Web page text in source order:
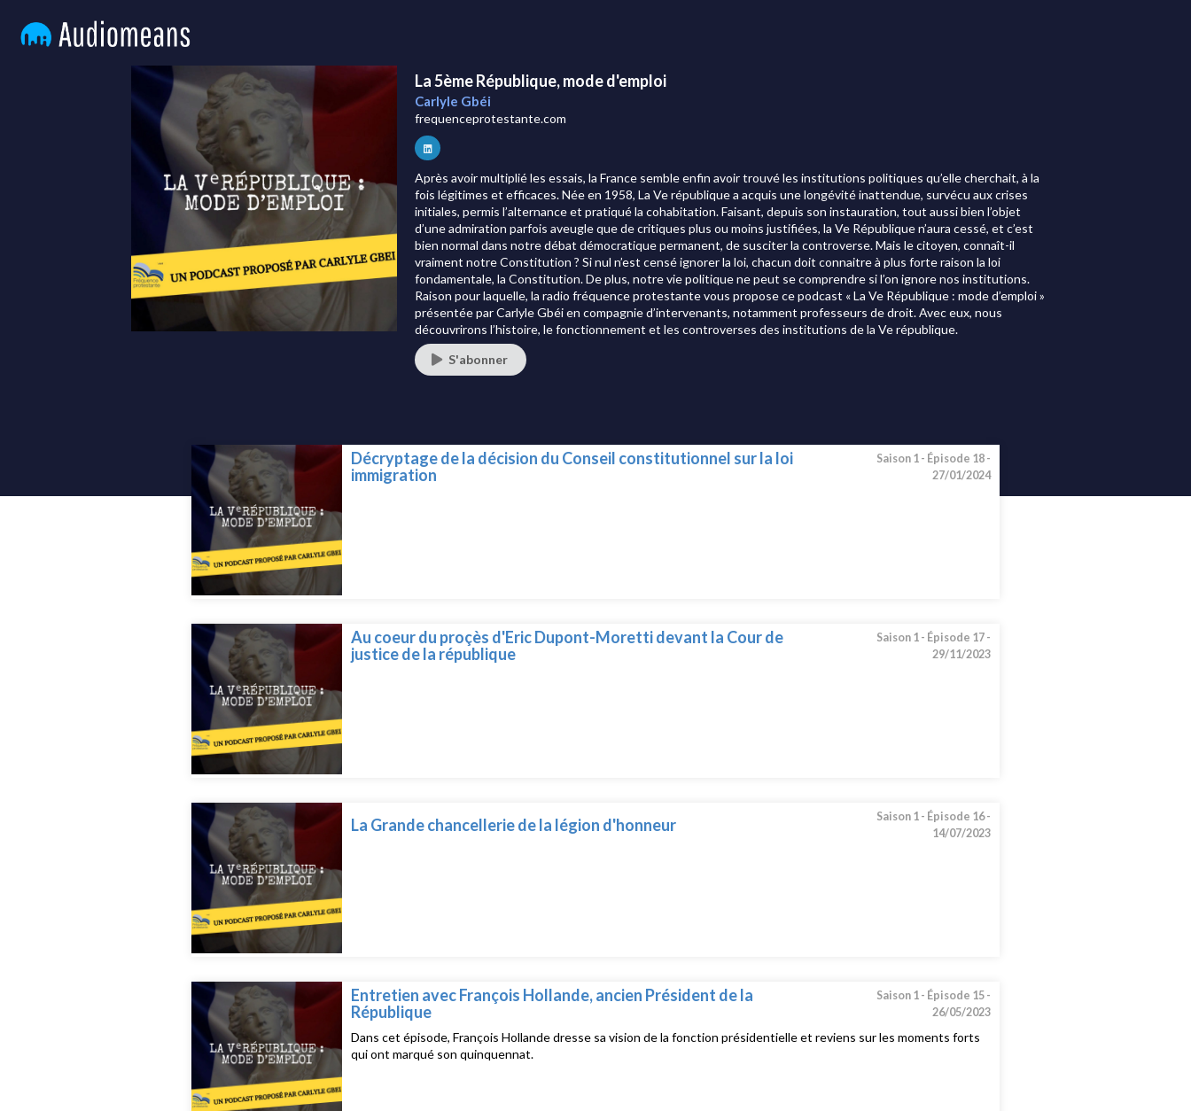
La 5ème République, mode d'emploi
Carlyle Gbéi
frequenceprotestante.com
Après avoir multiplié les essais, la France semble enfin avoir trouvé les institutions politiques qu’elle cherchait, à la
fois légitimes et efficaces. Née en 1958, La Ve république a acquis une longévité inattendue, survécu aux crises
initiales, permis l’alternance et pratiqué la cohabitation. Faisant, depuis son instauration, tout aussi bien l’objet
d’une admiration parfois aveugle que de critiques plus ou moins justifiées, la Ve République n’aura cessé, et c’est
bien normal dans notre débat démocratique permanent, de susciter la controverse. Mais le citoyen, connaît-il
vraiment notre Constitution ? Si nul n’est censé ignorer la loi, chacun doit connaitre à plus forte raison la loi
fondamentale, la Constitution. De plus, notre vie politique ne peut se comprendre si l’on ignore nos institutions.
Raison pour laquelle, la radio fréquence protestante vous propose ce podcast « La Ve République : mode d’emploi »
présentée par Carlyle Gbéi en compagnie d’intervenants, notamment professeurs de droit. Avec eux, nous
découvrirons l’histoire, le fonctionnement et les controverses des institutions de la Ve république.
S'abonner
Décryptage de la décision du Conseil constitutionnel sur la loi
immigration
Saison 1 - Épisode 18 -
27/01/2024
Au coeur du proçès d'Eric Dupont-Moretti devant la Cour de
justice de la république
Saison 1 - Épisode 17 -
29/11/2023
La Grande chancellerie de la légion d'honneur Saison 1 - Épisode 16 -
14/07/2023
Entretien avec François Hollande, ancien Président de la
République
Saison 1 - Épisode 15 -
26/05/2023
Dans cet épisode, François Hollande dresse sa vision de la fonction présidentielle et reviens sur les moments forts
qui ont marqué son quinquennat.